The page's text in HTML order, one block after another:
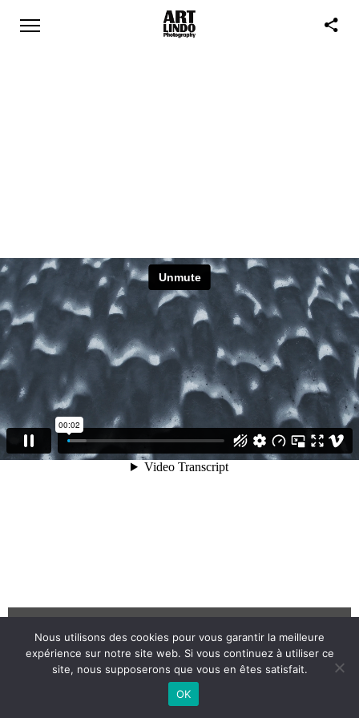
MAECENAS SED RISUS
Lorem ipsum dolor sit amet, consectetur
adipiscing elit. Suspendisse egestas
accumsan.
Nous utilisons des cookies pour vous garantir la meilleure
expérience sur notre site web. Si vous continuez à utiliser ce
site, nous supposerons que vous en êtes satisfait.
OK